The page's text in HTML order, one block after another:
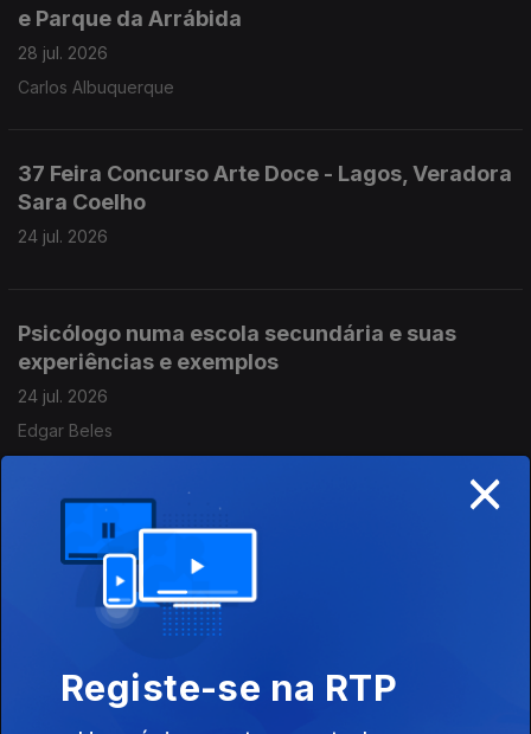
e Parque da Arrábida
28 jul. 2026
Carlos Albuquerque
37 Feira Concurso Arte Doce - Lagos, Veradora
Sara Coelho
24 jul. 2026
Psicólogo numa escola secundária e suas
experiências e exemplos
24 jul. 2026
Edgar Beles
Rafael Figueiredo - Padeiro com 20 anos
24 jul. 2026
24 jul. 2026
×
Registe-se na RTP